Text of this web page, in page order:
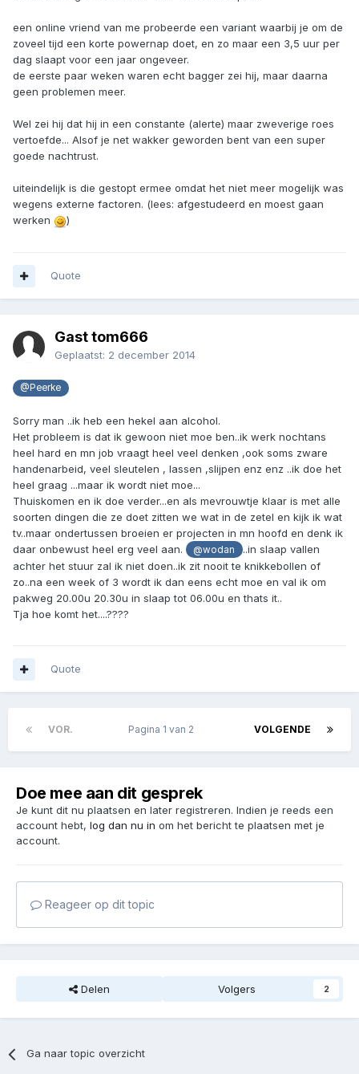
een online vriend van me probeerde een variant waarbij je om de
zoveel tijd een korte powernap doet, en zo maar een 3,5 uur per
dag slaapt voor een jaar ongeveer.
de eerste paar weken waren echt bagger zei hij, maar daarna
geen problemen meer.
Wel zei hij dat hij in een constante (alerte) maar zweverige roes
vertoefde... Alsof je net wakker geworden bent van een super
goede nachtrust.
uiteindelijk is die gestopt ermee omdat het niet meer mogelijk was
wegens externe factoren. (lees: afgestudeerd en moest gaan
werken
)
Quote
Gast tom666
Geplaatst: 2 december 2014
@Peerke
Sorry man ..ik heb een hekel aan alcohol.
Het probleem is dat ik gewoon niet moe ben..ik werk nochtans
heel hard en mn job vraagt heel veel denken ,ook soms zware
handenarbeid, veel sleutelen , lassen ,slijpen enz enz ..ik doe het
heel graag ...maar ik wordt niet moe...
Thuiskomen en ik doe verder...en als mevrouwtje klaar is met alle
soorten dingen die ze doet zitten we wat in de zetel en kijk ik wat
tv..maar ondertussen broeien er projecten in mn hoofd en denk ik
daar onbewust heel erg veel aan.
@wodan
..in slaap vallen
achter het stuur zal ik niet doen..ik zit nooit te knikkebollen of
zo..na een week of 3 wordt ik dan eens echt moe en val ik om
pakweg 20.00u 20.30u in slaap tot 06.00u en thats it..
Tja hoe komt het....????
Quote
VOR. VOLGENDE
Pagina 1 van 2
Doe mee aan dit gesprek
Je kunt dit nu plaatsen en later registreren. Indien je reeds een
account hebt, log dan nu in om het bericht te plaatsen met je
account.
Reageer op dit topic
Delen Volgers 2
Ga naar topic overzicht